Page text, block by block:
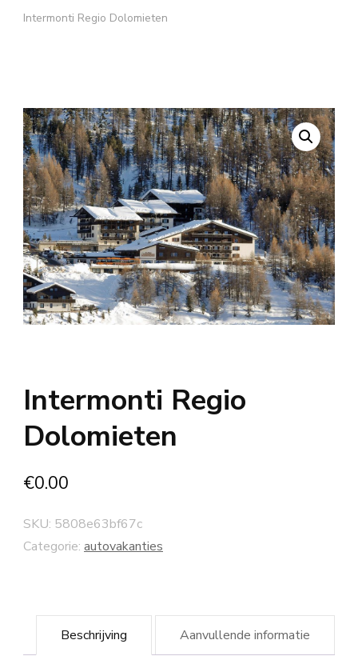
Intermonti Regio Dolomieten
Intermonti Regio
Dolomieten
€0.00
SKU: 5808e63bf67c
Categorie: autovakanties
Beschrijving Aanvullende informatie